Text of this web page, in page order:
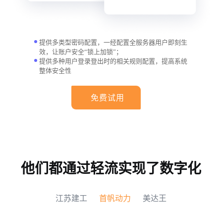
提供多类型密码配置，一经配置全服务器用户即刻生
效，让账户安全“锁上加锁”；
提供多种用户登录登出时的相关规则配置，提高系统
整体安全性
免费试用
他们都通过轻流实现了数字化
江苏建工 首帆动力 美达王